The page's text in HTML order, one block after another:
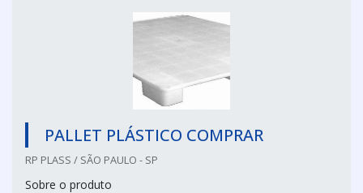
PALLET PLÁSTICO COMPRAR
RP PLASS / SÃO PAULO - SP
Sobre o produto